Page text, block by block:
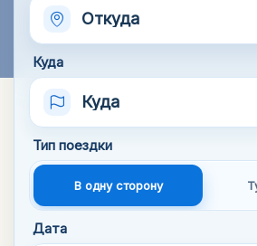
Откуда
Куда
Куда
Тип поездки
В одну сторону
Дата